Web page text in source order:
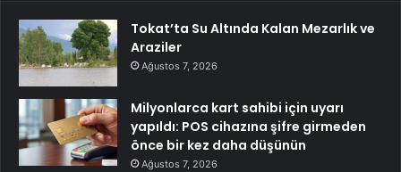
Tokat’ta Su Altında Kalan Mezarlık ve
Araziler
Ağustos 7, 2026
Milyonlarca kart sahibi için uyarı
yapıldı: POS cihazına şifre girmeden
önce bir kez daha düşünün
Ağustos 7, 2026